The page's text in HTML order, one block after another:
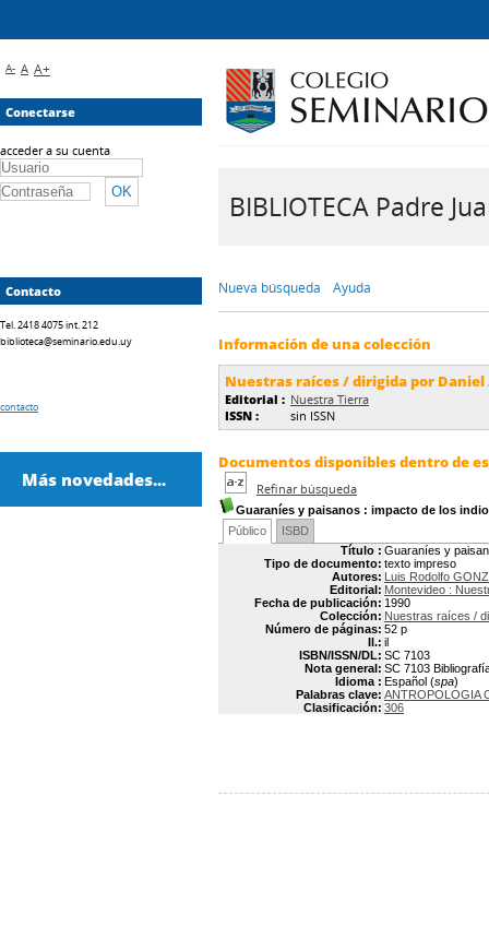
BIBLIOTECA Padre
Nueva búsqueda Ayuda
Información de una colección
Nuestras raíces / dirigida por
Editorial : Nuestra Tierra
ISSN :
sin ISSN
Documentos disponibles dentro de
Refinar búsqueda
Guaraníes y paisanos : impacto de los
Público
ISBD
Título : Guaraníes y
Tipo de documento: texto impreso
Autores: Luis Rodolfo
Editorial: Montevideo :
Fecha de publicación: 1990
Colección: Nuestras raíces /
Número de páginas: 52 p
Il.: il
ISBN/ISSN/DL: SC 7103
Nota general: SC 7103
Idioma : Español (spa)
Palabras clave: ANTROPOLOGIA
Clasificación: 306
A- A A+
Conectarse
acceder a su cuenta
Contacto
Tel. 2418 4075 int. 212
biblioteca@seminario.edu.uy
contacto
Más novedades...